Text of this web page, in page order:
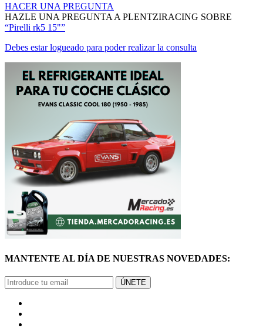
HACER UNA PREGUNTA
HAZLE UNA PREGUNTA A PLENTZIRACING SOBRE
“Pirelli rk5 15"”
Debes estar logueado para poder realizar la consulta
MANTENTE AL DÍA DE NUESTRAS NOVEDADES:
ÚNETE